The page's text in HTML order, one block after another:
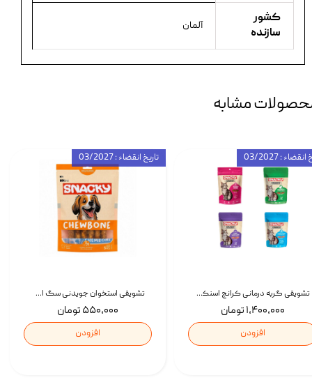
کشور
سازنده
آلمان
مشابه
تشویقی استخوان جویدنی سگ اسنکی کرانچی با طعم مرغ Snacky Crunchy Munchy وزن 100 گرم
۵۵۰,۰۰۰ تومان
افزودن
تاریخ انقضاء : 03/2027
تشویقی گربه درمانی کرانچ اسنکی با طعم میکس Snacky Crunch Cat Treats وزن 60 گرم بسته 4 عددی
۱,۴۰۰,۰۰۰ تومان
افزودن
: 03/2027